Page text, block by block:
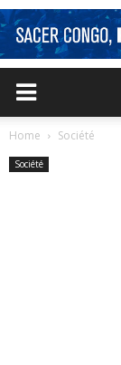
Home Société
Société